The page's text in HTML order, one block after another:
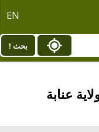
EN
بحث !
عنابة